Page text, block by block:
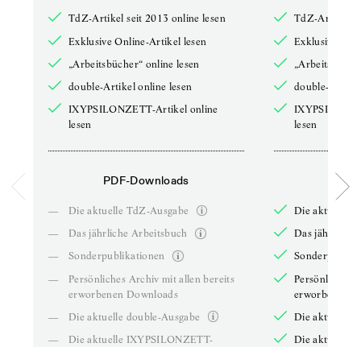
TdZ-Artikel seit 2013 online lesen
Exklusive Online-Artikel lesen
„Arbeitsbücher“ online lesen
double-Artikel online lesen
IXYPSILONZETT-Artikel online
lesen
PDF-Downloads
—
Die aktuelle TdZ-Ausgabe
—
Das jährliche Arbeitsbuch
—
Sonderpublikationen
—
Persönliches Archiv mit allen bereits
erworbenen Downloads
—
Die aktuelle double-Ausgabe
—
Die aktuelle IXYPSILONZETT-
TdZ-Artikel
Exklusive
double-
lesen
Die aktuelle
Das jährliche
Persönliches
erworbenen
Die aktuelle
Die aktuelle